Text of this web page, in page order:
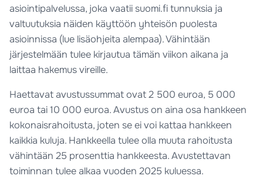
asiointipalvelussa, joka vaatii suomi.fi tunnuksia ja
valtuutuksia näiden käyttöön yhteisön puolesta
asioinnissa (lue lisäohjeita alempaa). Vähintään
järjestelmään tulee kirjautua tämän viikon aikana ja
laittaa hakemus vireille.
Haettavat avustussummat ovat 2 500 euroa, 5 000
euroa tai 10 000 euroa. Avustus on aina osa hankkeen
kokonaisrahoitusta, joten se ei voi kattaa hankkeen
kaikkia kuluja. Hankkeella tulee olla muuta rahoitusta
vähintään 25 prosenttia hankkeesta. Avustettavan
toiminnan tulee alkaa vuoden 2025 kuluessa.